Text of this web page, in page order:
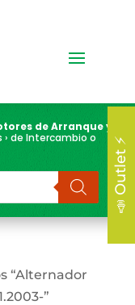
de Arranque y
› de Intercambio o
“Alternador
”
📣 Outlet ⚡